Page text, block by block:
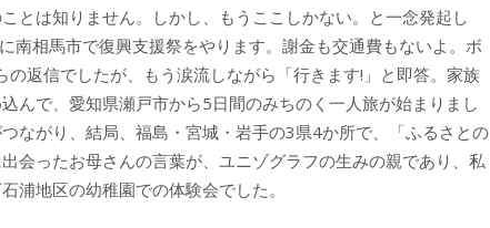
とは知りません。しかし、もうここしかない。と一念発起し
南相馬市で復興支援祭をやります。謝金も交通費もないよ。ボ
返信でしたが、もう涙流しながら「行きます!」と即答。家族
んで、愛知県瀬戸市から5日間のみちのく一人旅が始まりまし
ながり、結局、福島・宮城・岩手の3県4か所で、「ふるさとの
会ったお母さんの言葉が、ユニゾグラフの生みの親であり、私
浦地区の幼稚園での体験会でした。